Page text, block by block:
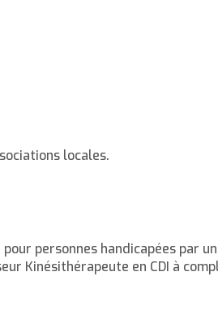
locales.
personnes handicapées par
Kinésithérapeute en CDI à